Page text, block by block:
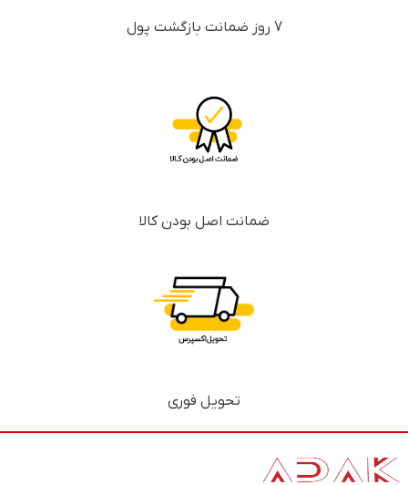
7 روز ضمانت بازگشت پول
ضمانت اصل بودن کالا
تحویل فوری